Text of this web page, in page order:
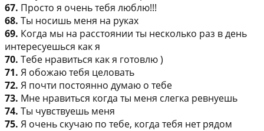
67. Просто я очень тебя люблю!!!
68. Ты носишь меня на руках
69. Когда мы на расстоянии ты несколько раз в день
интересуешься как я
70. Тебе нравиться как я готовлю )
71. Я обожаю тебя целовать
72. Я почти постоянно думаю о тебе
73. Мне нравиться когда ты меня слегка ревнуешь
74. Ты чувствуешь меня
75. Я очень скучаю по тебе, когда тебя нет рядом